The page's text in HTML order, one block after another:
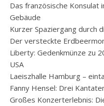
Das französische Konsulat
Gebäude
Kurzer Spaziergang durch
Der versteckte
Liberty: Gedenkmünze zu
USA
Laeiszhalle Hamburg –
Fanny Hensel: Drei
Großes Konzerterlebnis: